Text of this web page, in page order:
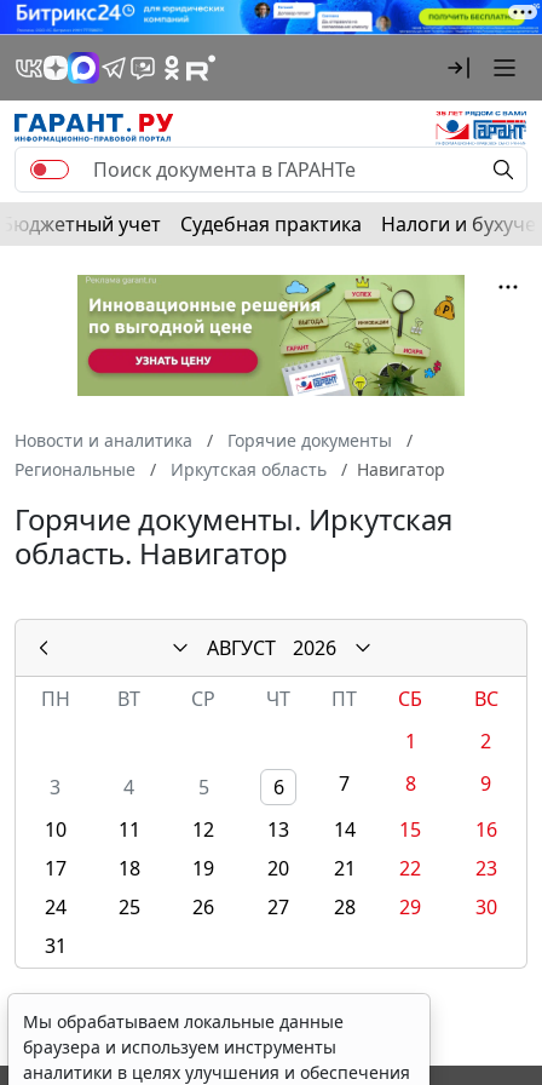
Бюджетный учет Судебная практика Налоги и
Новости и аналитика
Горячие документы
Региональные
Иркутская область Навигатор
Горячие документы. Иркутская
область. Навигатор
АВГУСТ
2026
ПН
ВТ СР ЧТ ПТ СБ
ВС
1
2
3
4 5 6 7 8
9
10
11 12 13 14 15
16
17
18 19 20 21 22
23
24
25 26 27 28 29
30
31
Мы обрабатываем локальные данные
браузера и используем инструменты
аналитики в целях улучшения и обеспечения